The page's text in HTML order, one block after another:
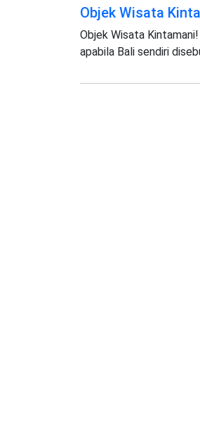
Objek Wisata
Objek Wisata
apabila Bali sendiri